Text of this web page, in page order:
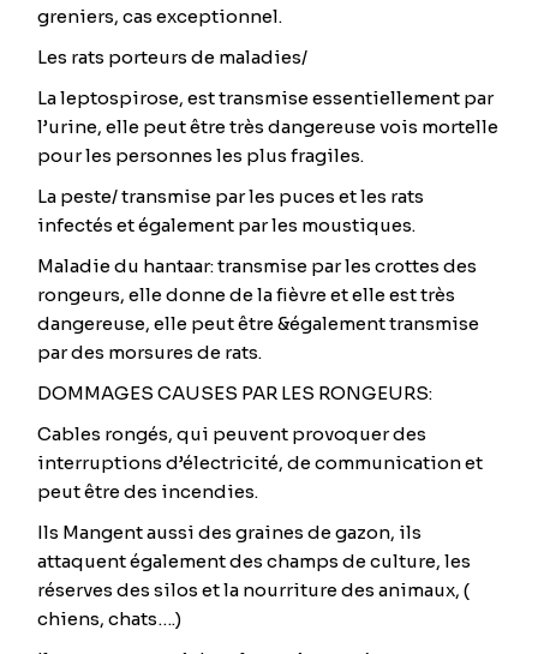
greniers, cas exceptionnel.
Les rats porteurs de maladies/
La leptospirose, est transmise essentiellement par
l’urine, elle peut être très dangereuse vois mortelle
pour les personnes les plus fragiles.
La peste/ transmise par les puces et les rats
infectés et également par les moustiques.
Maladie du hantaar: transmise par les crottes des
rongeurs, elle donne de la fièvre et elle est très
dangereuse, elle peut être &également transmise
par des morsures de rats.
DOMMAGES CAUSES PAR LES RONGEURS:
Cables rongés, qui peuvent provoquer des
interruptions d’électricité, de communication et
peut être des incendies.
Ils Mangent aussi des graines de gazon, ils
attaquent également des champs de culture, les
réserves des silos et la nourriture des animaux, (
chiens, chats….)